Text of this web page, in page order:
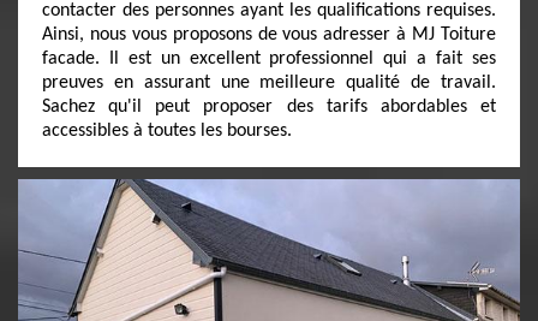
contacter des personnes ayant les qualifications requises.
Ainsi, nous vous proposons de vous adresser à MJ Toiture
facade. Il est un excellent professionnel qui a fait ses
preuves en assurant une meilleure qualité de travail.
Sachez qu'il peut proposer des tarifs abordables et
accessibles à toutes les bourses.